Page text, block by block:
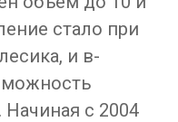
стало при
и в-
с 2004